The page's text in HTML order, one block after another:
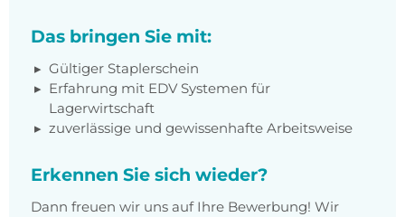
Das bringen Sie mit:
Gültiger Staplerschein
Erfahrung mit EDV Systemen für
Lagerwirtschaft
zuverlässige und gewissenhafte Arbeitsweise
Erkennen Sie sich wieder?
Dann freuen wir uns auf Ihre Bewerbung! Wir